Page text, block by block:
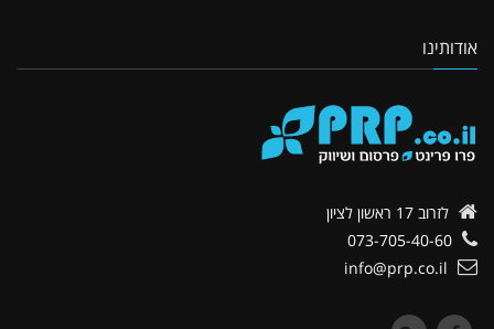
אודותינו
לזרוב 17
ראשון לציון
073-705-40-60
info@prp.co.il